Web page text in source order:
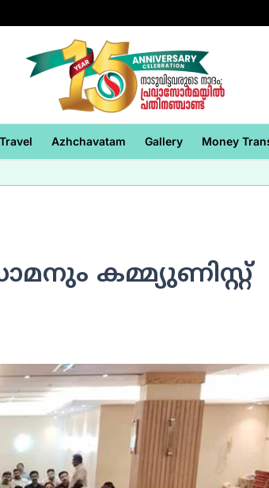
Travel Azhchavatam Gallery Money
കമ്മ്യുണിസ്റ്റ്